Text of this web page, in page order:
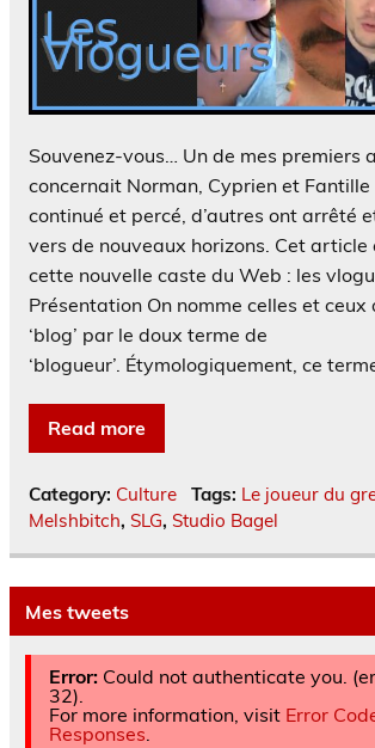
Souvenez-vous… Un de mes premiers
concernait Norman, Cyprien et
continué et percé, d’autres ont arrêté
vers de nouveaux horizons. Cet article
cette nouvelle caste du Web : les
Présentation On nomme celles et
‘blog’ par le doux terme de
‘blogueur’. Étymologiquement, ce
Read more
Category: Culture Tags: Le joueur du
Melshbitch, SLG, Studio Bagel
Mes tweets
Error:Could not authenticate you.
32).
For more information, visit Error
Responses.